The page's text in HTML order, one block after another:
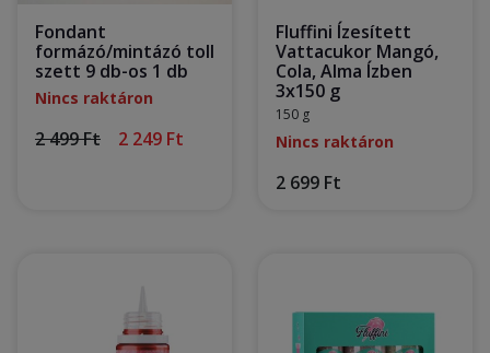
Fondant
formázó/mintázó toll
szett 9 db-os 1 db
Nincs raktáron
2 499 Ft 2 249 Ft
Fluffini Ízesített
Vattacukor Mangó,
Cola, Alma Ízben
3x150 g
150 g
Nincs raktáron
2 699 Ft